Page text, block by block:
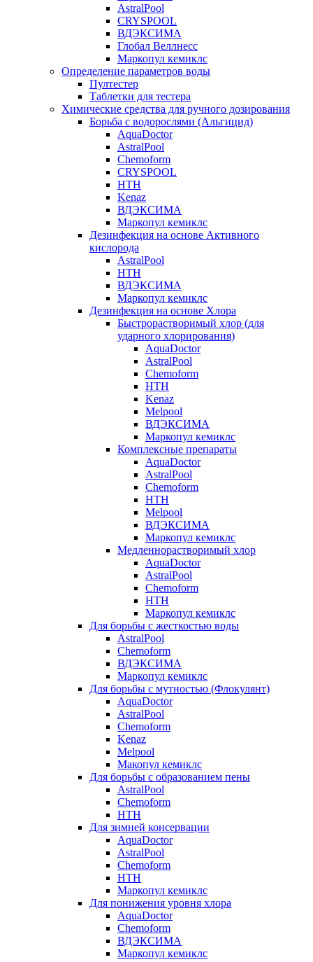
AstralPool
CRYSPOOL
ВДЭКСИМА
Глобал Веллнесс
Маркопул кемиклс
Определение параметров воды
Пултестер
Таблетки для тестера
Химические средства для ручного дозирования
Борьба с водорослями (Альгицид)
AquaDoctor
AstralPool
Chemoform
CRYSPOOL
HTH
Kenaz
ВДЭКСИМА
Маркопул кемиклс
Дезинфекция на основе Активного
кислорода
AstralPool
HTH
ВДЭКСИМА
Маркопул кемиклс
Дезинфекция на основе Хлора
Быстрорастворимый хлор (для
ударного хлорирования)
AquaDoctor
AstralPool
Chemoform
HTH
Kenaz
Melpool
ВДЭКСИМА
Маркопул кемиклс
Комплексные препараты
AquaDoctor
AstralPool
Chemoform
HTH
Melpool
ВДЭКСИМА
Маркопул кемиклс
Медленнорастворимый хлор
AquaDoctor
AstralPool
Chemoform
HTH
Маркопул кемиклс
Для борьбы с жесткостью воды
AstralPool
Chemoform
ВДЭКСИМА
Маркопул кемиклс
Для борьбы с мутностью (Флокулянт)
AquaDoctor
AstralPool
Chemoform
Kenaz
Melpool
Макопул кемиклс
Для борьбы с образованием пены
AstralPool
Chemoform
HTH
Для зимней консервации
AquaDoctor
AstralPool
Chemoform
HTH
Маркопул кемиклс
Для понижения уровня хлора
AquaDoctor
Chemoform
ВДЭКСИМА
Маркопул кемиклс